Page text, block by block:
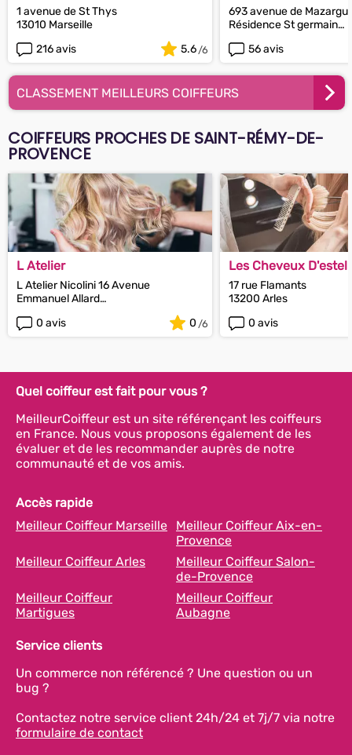
1 avenue de St Thys
13010 Marseille
216 avis
5.6
693 avenue de
Résidence St germain
56 avis
CLASSEMENT MEILLEURS COIFFEURS
COIFFEURS PROCHES DE SAINT-RÉMY-DE-
PROVENCE
L Atelier
L Atelier Nicolini 16 Avenue
Emmanuel Allard
0 avis 0
Les Cheveux
17 rue Flamants
13200 Arles
0 avis
Quel coiffeur est fait pour vous ?
MeilleurCoiffeur est un site référençant les coiffeurs
en France. Nous vous proposons également de les
évaluer et de les recommander auprès de notre
communauté et de vos amis.
Accès rapide
Meilleur Coiffeur Marseille
Meilleur Coiffeur Aix-en-
Provence
Meilleur Coiffeur Arles
Meilleur Coiffeur Salon-
de-Provence
Meilleur Coiffeur
Martigues
Meilleur Coiffeur
Aubagne
Service clients
Un commerce non référencé ? Une question ou un
bug ?
Contactez notre service client 24h/24 et 7j/7 via notre
formulaire de contact